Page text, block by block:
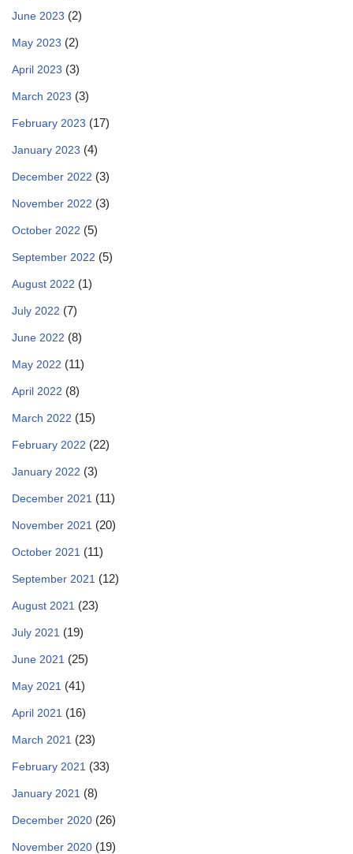
June 2023 (2)
May 2023 (2)
April 2023 (3)
March 2023 (3)
February 2023 (17)
January 2023 (4)
December 2022 (3)
November 2022 (3)
October 2022 (5)
September 2022 (5)
August 2022 (1)
July 2022 (7)
June 2022 (8)
May 2022 (11)
April 2022 (8)
March 2022 (15)
February 2022 (22)
January 2022 (3)
December 2021 (11)
November 2021 (20)
October 2021 (11)
September 2021 (12)
August 2021 (23)
July 2021 (19)
June 2021 (25)
May 2021 (41)
April 2021 (16)
March 2021 (23)
February 2021 (33)
January 2021 (8)
December 2020 (26)
November 2020 (19)